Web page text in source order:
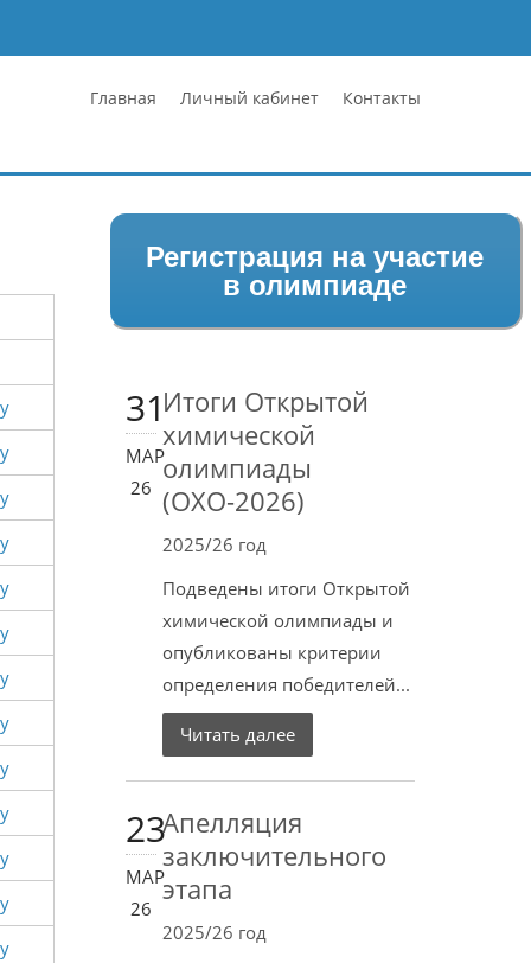
Главная Личный кабинет Контакты
Регистрация на участие
в олимпиаде
31
МАР
26
Итоги Открытой
химической
олимпиады
(ОХО-2026)
2025/26 год
Подведены итоги Открытой
химической олимпиады и
опубликованы критерии
определения победителей...
Читать далее
23
МАР
26
Апелляция
заключительного
этапа
2025/26 год